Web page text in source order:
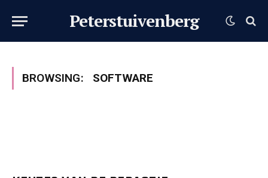
Peterstuivenberg
BROWSING: SOFTWARE